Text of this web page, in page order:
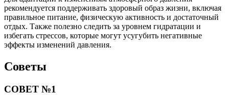
рекомендуется поддерживать здоровый образ жизни, включая
правильное питание, физическую активность и достаточный
отдых. Также полезно следить за уровнем гидратации и
избегать стрессов, которые могут усугубить негативные
эффекты изменений давления.
Советы
СОВЕТ №1